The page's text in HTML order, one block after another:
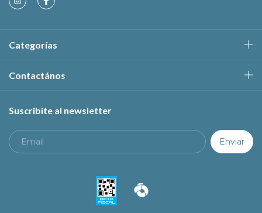
Categorías
Contactános
Suscribite al newsletter